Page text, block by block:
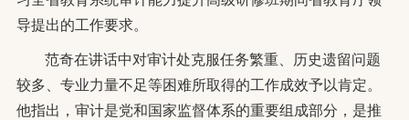
导提出的工作要求。
范奇在讲话中对审计处克服任务繁重、历史遗留问题
较多、专业力量不足等困难所取得的工作成效予以肯定。
他指出， 审计是党和国家监督体系的重要组成部分，是推